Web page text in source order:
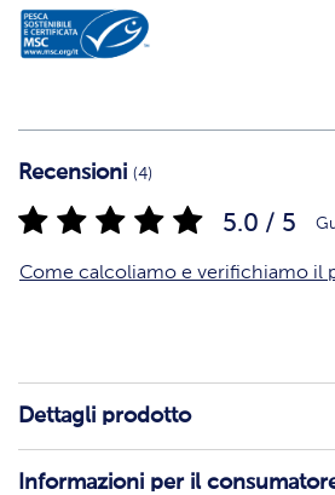
Recensioni (4)
5.0 / 5
Come calcoliamo e verifichiamo il
Dettagli prodotto
Informazioni per il